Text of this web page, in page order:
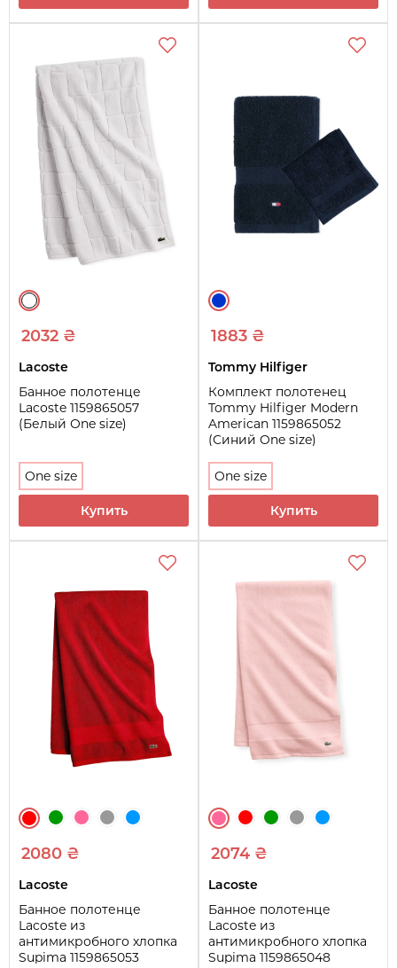
2032 ₴
Lacoste
Банное полотенце
Lacoste 1159865057
(Белый One size)
One size
Купить
1883 ₴
Tommy Hilfiger
Комплект полотенец
Tommy Hilfiger Modern
American 1159865052
(Синий One size)
One size
Купить
2080 ₴
Lacoste
Банное полотенце
Lacoste из
антимикробного хлопка
Supima 1159865053
2074 ₴
Lacoste
Банное полотенце
Lacoste из
антимикробного хлопка
Supima 1159865048